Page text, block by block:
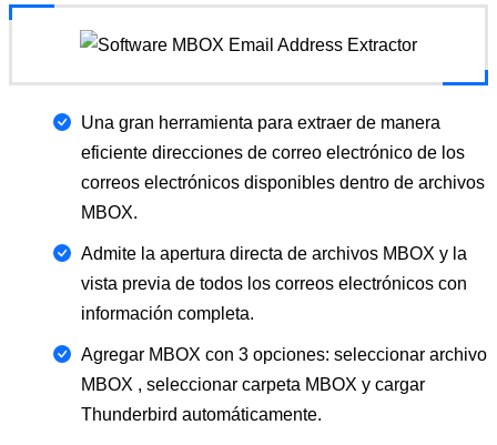
Una gran herramienta para extraer de manera
eficiente direcciones de correo electrónico de los
correos electrónicos disponibles dentro de archivos
MBOX.
Admite la apertura directa de archivos MBOX y la
vista previa de todos los correos electrónicos con
información completa.
Agregar MBOX con 3 opciones: seleccionar archivo
MBOX , seleccionar carpeta MBOX y cargar
Thunderbird automáticamente.